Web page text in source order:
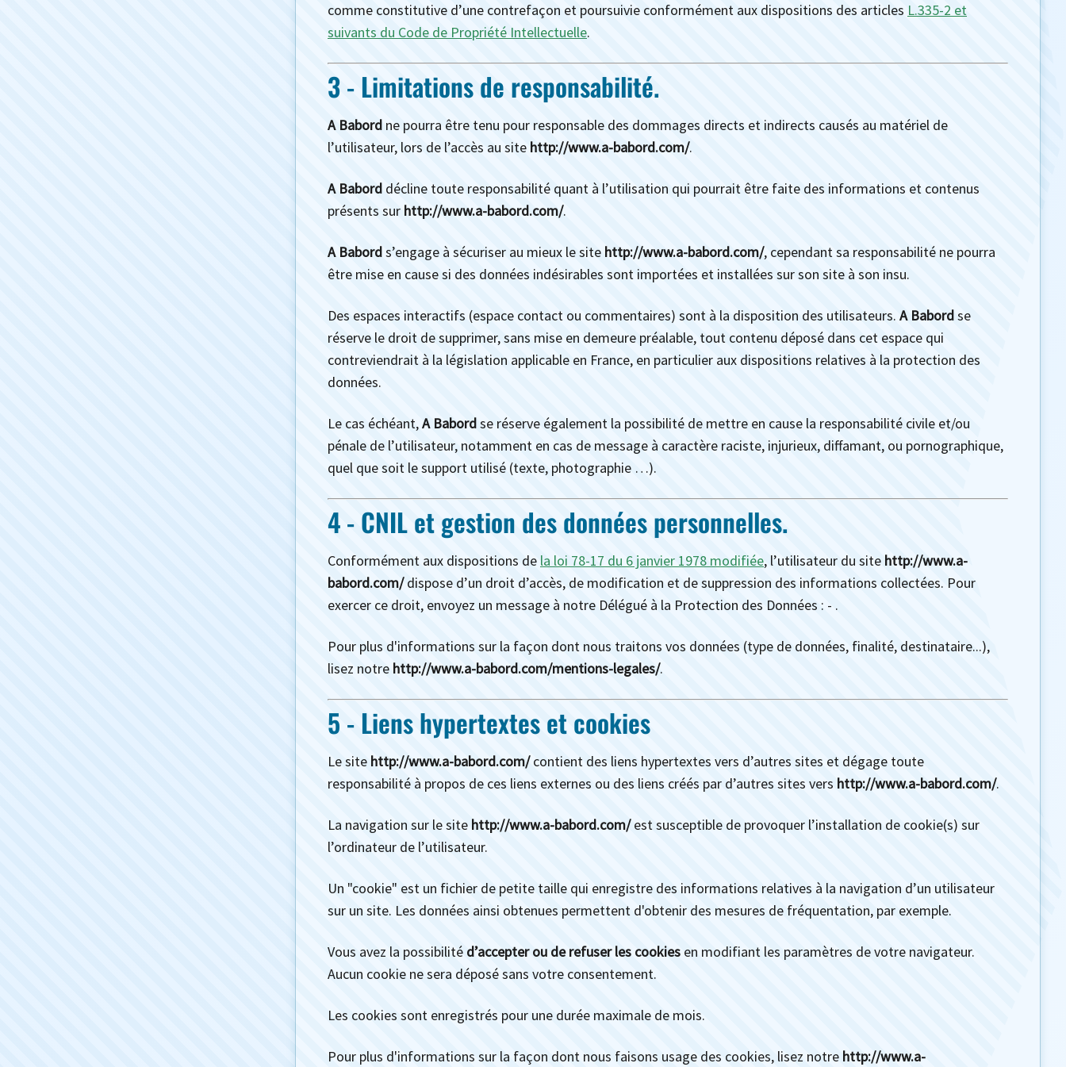
comme constitutive d’une contrefaçon et poursuivie conformément aux dispositions des articles L.335-2 et
suivants du Code de Propriété Intellectuelle.
3 - Limitations de responsabilité.
A Babord ne pourra être tenu pour responsable des dommages directs et indirects causés au matériel de
l’utilisateur, lors de l’accès au site http://www.a-babord.com/.
A Babord décline toute responsabilité quant à l’utilisation qui pourrait être faite des informations et contenus
présents sur http://www.a-babord.com/.
A Babords’engage à sécuriser au mieux le site http://www.a-babord.com/, cependant sa responsabilité ne pourra
être mise en cause si des données indésirables sont importées et installées sur son site à son insu.
Des espaces interactifs (espace contact ou commentaires) sont à la disposition des utilisateurs. A Babordse
réserve le droit de supprimer, sans mise en demeure préalable, tout contenu déposé dans cet espace qui
contreviendrait à la législation applicable en France, en particulier aux dispositions relatives à la protection des
données.
Le cas échéant,A Babordse réserve également la possibilité de mettre en cause la responsabilité civile et/ou
pénale de l’utilisateur, notamment en cas de message à caractère raciste, injurieux, diffamant, ou pornographique,
quel que soit le support utilisé (texte, photographie …).
4 - CNIL et gestion des données personnelles.
Conformément aux dispositions de la loi 78-17 du 6 janvier 1978 modifiée, l’utilisateur du site http://www.a-
babord.com/dispose d’un droit d’accès, de modification et de suppression des informations collectées. Pour
exercer ce droit, envoyez un message à notre Délégué à la Protection des Données : - .
Pour plus d'informations sur la façon dont nous traitons vos données (type de données, finalité, destinataire...),
lisez notre http://www.a-babord.com/mentions-legales/.
5 - Liens hypertextes et cookies
Le site http://www.a-babord.com/contient des liens hypertextes vers d’autres sites et dégage toute
responsabilité à propos de ces liens externes ou des liens créés par d’autres sites vers http://www.a-babord.com/.
La navigation sur le site http://www.a-babord.com/est susceptible de provoquer l’installation de cookie(s) sur
l’ordinateur de l’utilisateur.
Un "cookie" est un fichier de petite taille qui enregistre des informations relatives à la navigation d’un utilisateur
sur un site. Les données ainsi obtenues permettent d'obtenir des mesures de fréquentation, par exemple.
Vous avez la possibilité d’accepter ou de refuser les cookies en modifiant les paramètres de votre navigateur.
Aucun cookie ne sera déposé sans votre consentement.
Les cookies sont enregistrés pour une durée maximale de mois.
Pour plus d'informations sur la façon dont nous faisons usage des cookies, lisez notre http://www.a-